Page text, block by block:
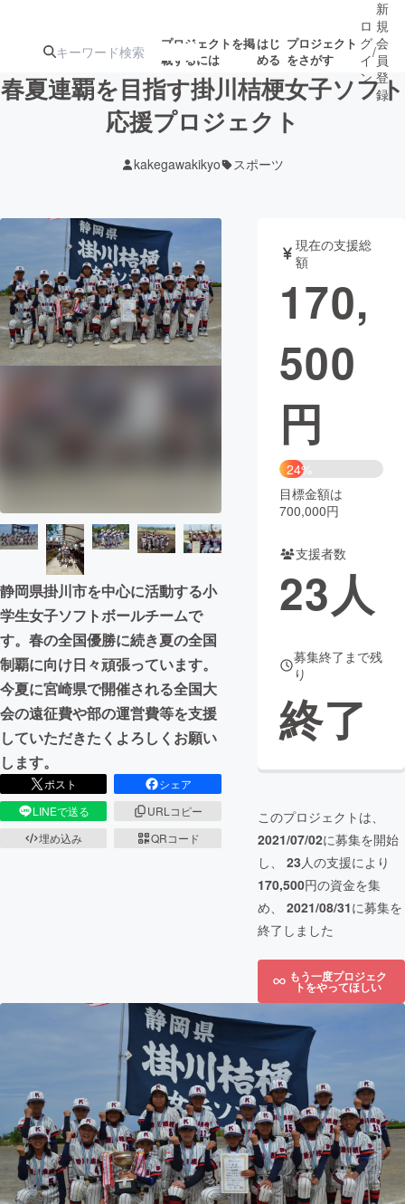
プロジェクトを掲
載するには
はじ
める
プロジェクト
をさがす
ジェクト
ロジェクト
アート・写真 音楽
テクノロジー・ガジェット ゲーム・サ
映像・映画
CAMPFIRE Creation
CAMPFIREふるさと納税machi-ya コミュニティ
ロ
グ
イ
ン
/
新
規
会
員
登
録
春夏連覇を目指す掛川桔梗女子ソフト
応援プロジェクト
kakegawakikyo スポーツ
静岡県掛川市を中心に活動する小
学生女子ソフトボールチームで
す。春の全国優勝に続き夏の全国
制覇に向け日々頑張っています。
今夏に宮崎県で開催される全国大
会の遠征費や部の運営費等を支援
していただきたくよろしくお願い
します。
ポスト
シェア
LINEで送る
URLコピー
埋め込み
QRコード
現在の支援総
額
170,
500
円
24%
目標金額は
700,000円
支援者数
23人
募集終了まで残
り
終了
このプロジェクトは、
2021/07/02に募集を開始
し、 23人の支援により
170,500円の資金を集
め、 2021/08/31に募集を
終了しました
もう一度プロジェク
トをやってほしい